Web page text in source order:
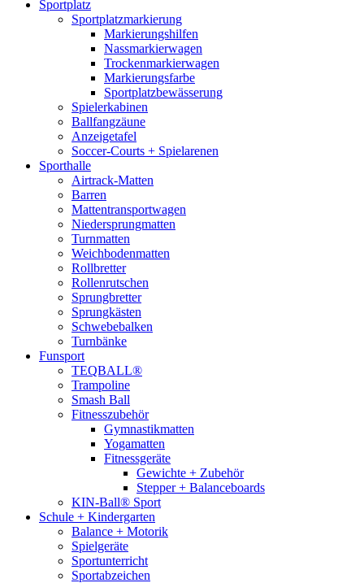
Sportplatz
Sportplatzmarkierung
Markierungshilfen
Nassmarkierwagen
Trockenmarkierwagen
Markierungsfarbe
Sportplatzbewässerung
Spielerkabinen
Ballfangzäune
Anzeigetafel
Soccer-Courts + Spielarenen
Sporthalle
Airtrack-Matten
Barren
Mattentransportwagen
Niedersprungmatten
Turnmatten
Weichbodenmatten
Rollbretter
Rollenrutschen
Sprungbretter
Sprungkästen
Schwebebalken
Turnbänke
Funsport
TEQBALL®
Trampoline
Smash Ball
Fitnesszubehör
Gymnastikmatten
Yogamatten
Fitnessgeräte
Gewichte + Zubehör
Stepper + Balanceboards
KIN-Ball® Sport
Schule + Kindergarten
Balance + Motorik
Spielgeräte
Sportunterricht
Sportabzeichen